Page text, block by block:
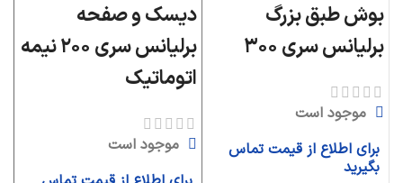
بوش طبق بزرگ
برلیانس سری ۳۰۰
موجود است
برای اطلاع از قیمت تماس
بگیرید
دیسک و صفحه
برلیانس سری ۲۰۰ نیمه
اتوماتیک
موجود است